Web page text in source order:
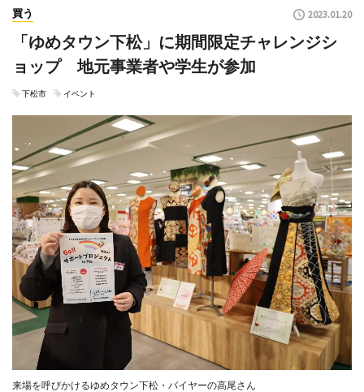
買う 2023.01.20
「ゆめタウン下松」に期間限定チャレンジシ
ョップ 地元事業者や学生が参加
下松市 イベント
来場を呼びかけるゆめタウン下松・バイヤーの高尾さん